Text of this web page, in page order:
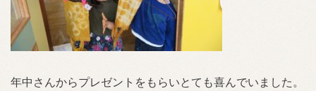
年中さんからプレゼントをもらいとても喜んでいました。